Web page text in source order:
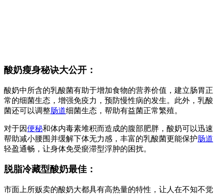
酸奶瘦身秘诀大公开：
酸奶中所含的乳酸菌有助于增加食物的营养价值，建立肠胃正
常的细菌生态，增强免疫力，预防慢性病的发生。此外，乳酸
菌还可以调整肠道细菌生态，帮助有益菌正常繁殖。
对于因便秘和体内毒素堆积而造成的腹部肥胖，酸奶可以迅速
帮助减小腰围并缓解下体无力感，丰富的乳酸菌更能保护肠道
轻盈通畅，让身体免受瘀滞型浮肿的困扰。
脱脂冷藏型酸奶最佳：
市面上所贩卖的酸奶大都具有高热量的特性，让人在不知不觉